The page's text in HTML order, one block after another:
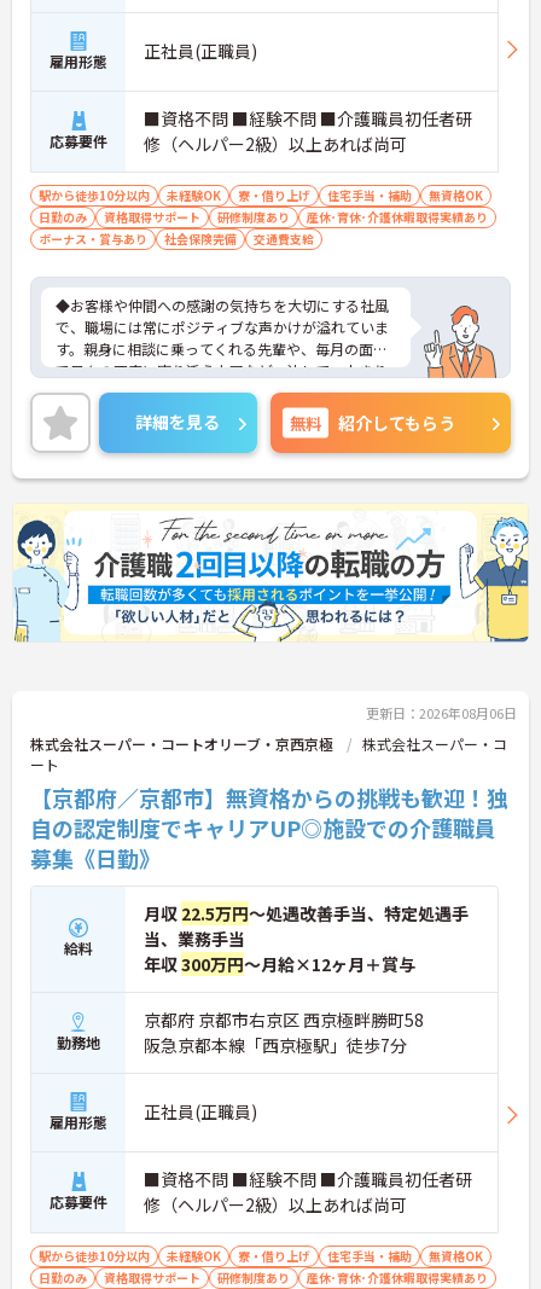
雇用形態 正社員(正職員)
応募要件
■資格不問 ■経験不問 ■介護職員初任者研
修（ヘルパー2級）以上あれば尚可
駅から徒歩10分以内 未経験OK 寮・借り上げ 住宅手当・補助
無資格OK
日勤のみ
資格取得サポート 研修制度あり
産休･育休･介護休暇取得実績あり
ボーナス・賞与あり
社会保険完備 交通費支給
◆お客様や仲間への感謝の気持ちを大切にする社風
で、職場には常にポジティブな声かけが溢れていま
す。親身に相談に乗ってくれる先輩や、毎月の面談
で日々の不安に寄り添う上司など、決して一人きり
にさせないフォロー体制が万全。心理的安全性が高
く、中途入社でも自然と馴染める職場です。
◆無資格からでもプロフェッショナルを目指せる
「資格取得支援制度」を完備しています。初任者研
修から国家資格である介護福祉士まで、現場での実
務経験を積みながら、会社からのバックアップを受
けて資格取得に挑戦できます。
◆法人独自の介護技術認定制度「ケアマイスター」
により、身につけたスキルを5段階でしっかり評価
し手当で還元。さらに「目標管理シート」を用いた
月1回の上司との面談があり、一人ひとりの不安や
目標に寄り添う手厚いフォロー体制が整っていま
詳細を見る 無料 紹介してもらう
更新日：2026年08月06日
株式会社スーパー・コートオリーブ・京西京極
株式会社スーパー・コ
ート
【京都府／京都市】無資格からの挑戦も歓迎！独
自の認定制度でキャリアUP◎施設での介護職員
募集《日勤》
給料
月収 22.5万円～処遇改善手当、特定処遇手
当、業務手当
年収300万円～月給×12ヶ月＋賞与
勤務地
京都府 京都市右京区 西京極畔勝町58
阪急京都本線「西京極駅」徒歩7分
雇用形態 正社員(正職員)
応募要件
■資格不問 ■経験不問 ■介護職員初任者研
修（ヘルパー2級）以上あれば尚可
駅から徒歩10分以内 未経験OK 寮・借り上げ 住宅手当・補助
無資格OK
日勤のみ
資格取得サポート 研修制度あり
産休･育休･介護休暇取得実績あり